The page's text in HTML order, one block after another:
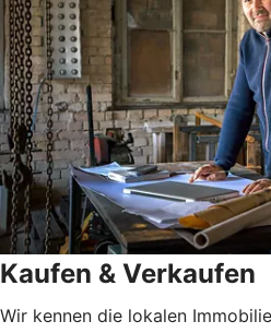
Kaufen & Verkaufen
Wir kennen die lokalen